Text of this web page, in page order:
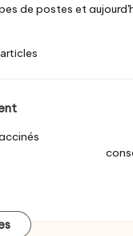
de postes et